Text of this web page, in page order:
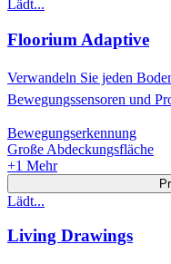
Lädt...
Floorium Adaptive
Verwandeln Sie jeden
Bewegungssensoren und
Bewegungserkennung
Große Abdeckungsfläche
+1 Mehr
Lädt...
Living Drawings